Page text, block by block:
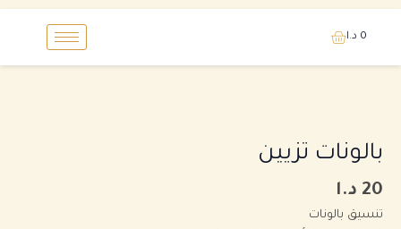
0 د.ا
بالونات تزيين
20 د.ا
تنسيق بالونات
تزيين